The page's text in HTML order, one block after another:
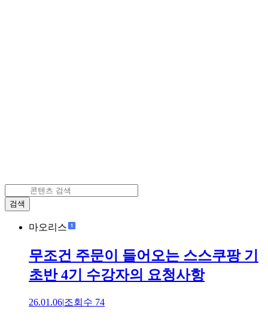
검색
마오리스
무조건 주문이 들어오는 스스쿠팡 기
초반 4기 수강자의 요청사항
26.01.06|조회수 74